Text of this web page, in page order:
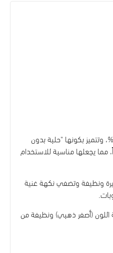
جودة عالية: طبيعية 100%، وتتميز بكونها "حلبة بدون
مما يجعلها مناسبة للاستخدام
ونظيفة وتضفي نكهة غنية
اللون (أصفر ذهبي) ونظيفة من